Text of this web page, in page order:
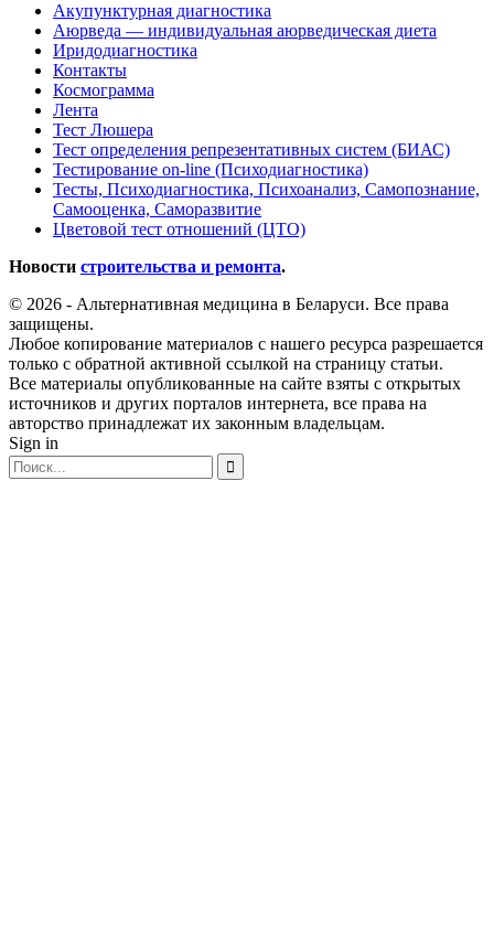
Акупунктурная диагностика
Аюрведа — индивидуальная аюрведическая диета
Иридодиагностика
Контакты
Космограмма
Лента
Тест Люшера
Тест определения репрезентативных систем (БИАС)
Тестирование on-line (Психодиагностика)
Тесты, Психодиагностика, Психоанализ, Самопознание,
Самооценка, Саморазвитие
Цветовой тест отношений (ЦТО)
Новости строительства и ремонта.
© 2026 - Альтернативная медицина в Беларуси. Все права
защищены.
Любое копирование материалов с нашего ресурса разрешается
только с обратной активной ссылкой на страницу статьи.
Все материалы опубликованные на сайте взяты с открытых
источников и других порталов интернета, все права на
авторство принадлежат их законным владельцам.
Sign in